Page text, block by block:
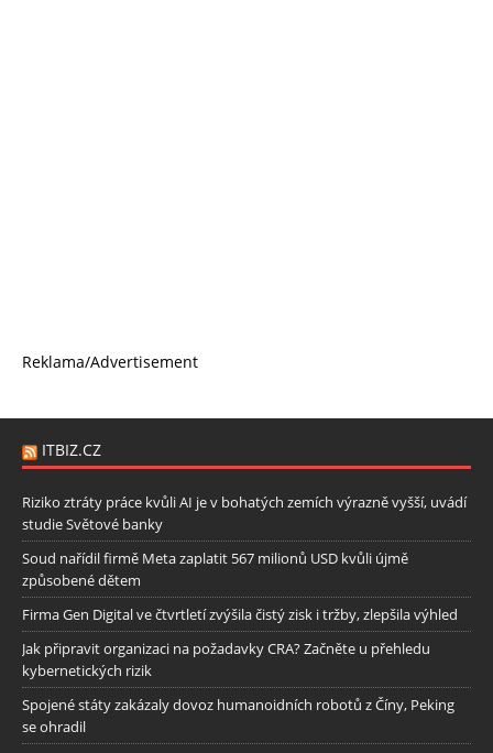
Reklama/Advertisement
ITBIZ.CZ
Riziko ztráty práce kvůli AI je v bohatých zemích výrazně vyšší, uvádí
studie Světové banky
Soud nařídil firmě Meta zaplatit 567 milionů USD kvůli újmě
způsobené dětem
Firma Gen Digital ve čtvrtletí zvýšila čistý zisk i tržby, zlepšila výhled
Jak připravit organizaci na požadavky CRA? Začněte u přehledu
kybernetických rizik
Spojené státy zakázaly dovoz humanoidních robotů z Číny, Peking
se ohradil